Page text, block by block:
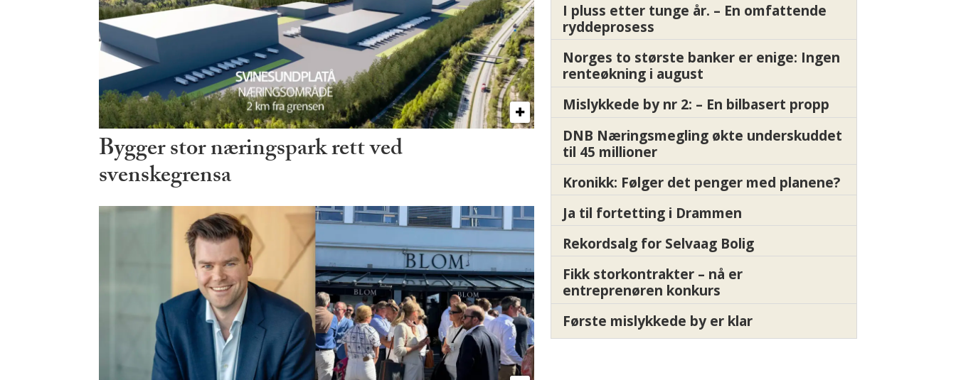
Bygger stor næringspark rett ved
svenskegrensa
I pluss etter tunge år. – En omfattende
ryddeprosess
Norges to største banker er enige: Ingen
renteøkning i august
Mislykkede by nr 2: – En bilbasert propp
DNB Næringsmegling økte underskuddet
til 45 millioner
Kronikk: Følger det penger med planene?
Ja til fortetting i Drammen
Rekordsalg for Selvaag Bolig
Fikk storkontrakter – nå er
entreprenøren konkurs
Første mislykkede by er klar